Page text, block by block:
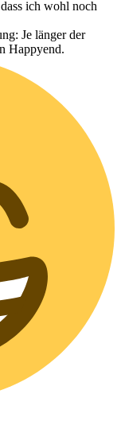
ich wohl noch
Je länger der
Happyend.